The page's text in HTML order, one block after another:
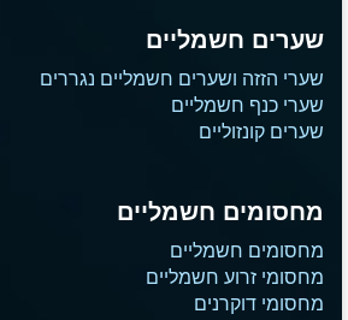
שערים חשמליים
שערי הזזה ושערים חשמליים נגררים
שערי כנף חשמליים
שערים קונזוליים
מחסומים חשמליים
מחסומים חשמליים
מחסומי זרוע חשמליים
מחסומי דוקרנים